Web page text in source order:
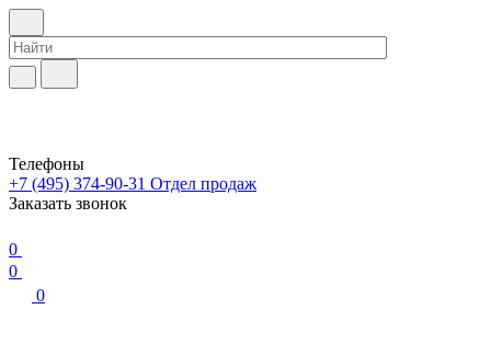
Телефоны
+7 (495) 374-90-31 Отдел продаж
Заказать звонок
0
0
0